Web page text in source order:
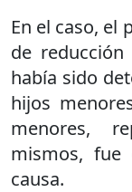
En el caso,
de
había sido
hijos
menores,
mismos, fue
causa.